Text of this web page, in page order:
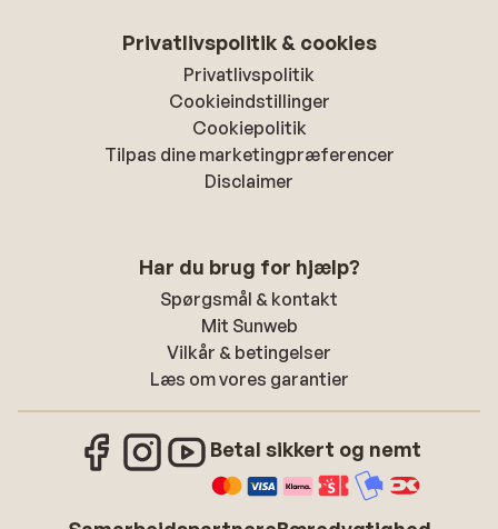
Privatlivspolitik & cookies
Privatlivspolitik
Cookieindstillinger
Cookiepolitik
Tilpas dine marketingpræferencer
Disclaimer
Har du brug for hjælp?
Spørgsmål & kontakt
Mit Sunweb
Vilkår & betingelser
Læs om vores garantier
Betal sikkert og nemt